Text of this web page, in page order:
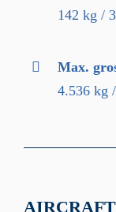
142 kg /
Max.
4.536 kg